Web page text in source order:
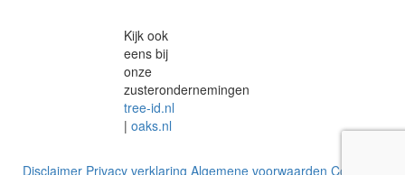
Kijk ook
eens bij
onze
zusterondernemingen
tree-id.nl
| oaks.nl
Disclaimer Privacy verklaring Algemene voorwaarden Cookie